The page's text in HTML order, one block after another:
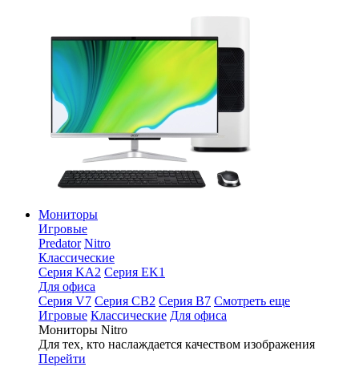
Мониторы
Игровые
Predator Nitro
Классические
Серия KA2 Серия EK1
Для офиса
Серия V7 Серия CB2 Серия B7 Смотреть еще
Игровые Классические Для офиса
Мониторы Nitro
Для тех, кто наслаждается качеством изображения
Перейти